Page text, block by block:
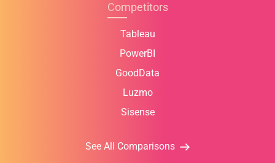
Competitors
Tableau
PowerBI
GoodData
Luzmo
Sisense
See All Comparisons